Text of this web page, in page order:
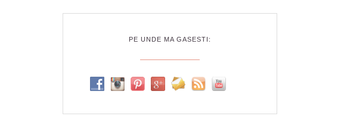
PE UNDE MA GASESTI: